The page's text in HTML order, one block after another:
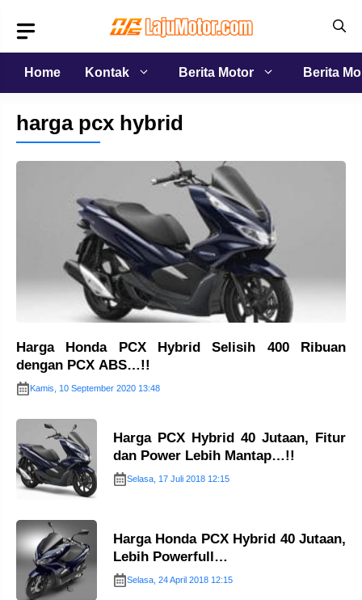
isi
Home
Kontak Berita Motor Berita
harga pcx hybrid
Harga Honda PCX Hybrid Selisih 400 Ribuan
dengan PCX ABS…!!
Kamis, 10 September 2020 13:48
Harga PCX Hybrid 40 Jutaan, Fitur
dan Power Lebih Mantap…!!
Selasa, 17 Juli 2018 12:15
Harga Honda PCX Hybrid 40 Jutaan,
Lebih Powerfull…
Selasa, 24 April 2018 12:15